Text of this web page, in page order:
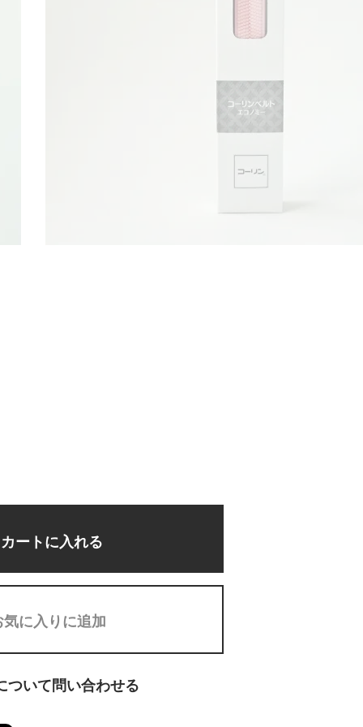
カートに入れる
気に入りに追加
ついて問い合わせる